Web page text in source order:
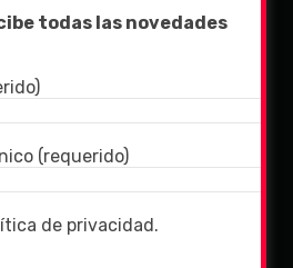
todas las novedades
(requerido)
de privacidad.